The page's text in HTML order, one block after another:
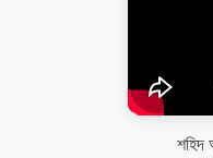
শহিদ